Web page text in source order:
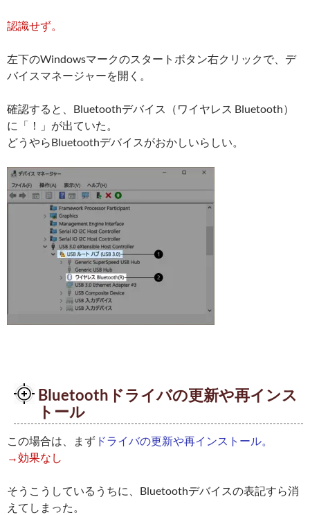
認識せず。
左下のWindowsマークのスタートボタン右クリックで、デ
バイスマネージャーを開く。
確認すると、Bluetoothデバイス（ワイヤレス Bluetooth）
に「！」が出ていた。
どうやらBluetoothデバイスがおかしいらしい。
Bluetoothドライバの更新や再インス
トール
この場合は、まず ドライバの更新や再インストール。
→効果なし
そうこうしているうちに、Bluetoothデバイスの表記すら消
えてしまった。